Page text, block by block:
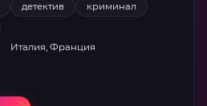
детектив
криминал
Италия, Франция